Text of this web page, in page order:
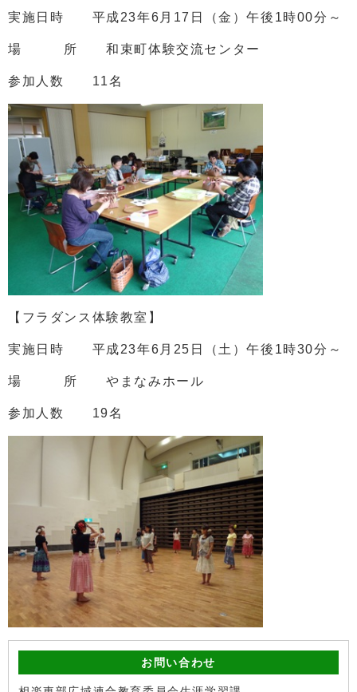
実施日時 平成23年6月17日（金）午後1時00分～
場 所 和束町体験交流センター
参加人数 11名
【フラダンス体験教室】
実施日時 平成23年6月25日（土）午後1時30分～
場 所 やまなみホール
参加人数 19名
お問い合わせ